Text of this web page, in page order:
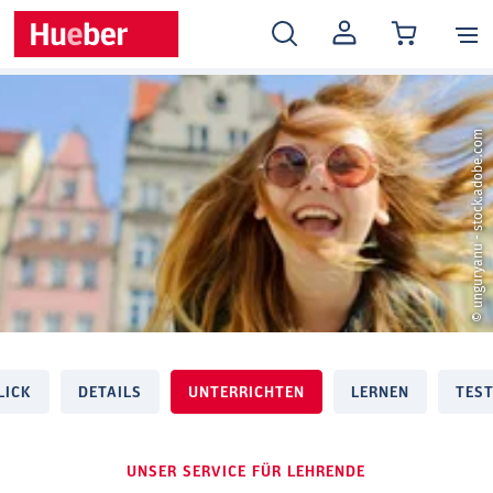
MEIN
KONTO
© unguryanu - stock.adobe.com
DETAILS UNTERRICHTEN LERNEN
UNSER SERVICE FÜR LEHRENDE